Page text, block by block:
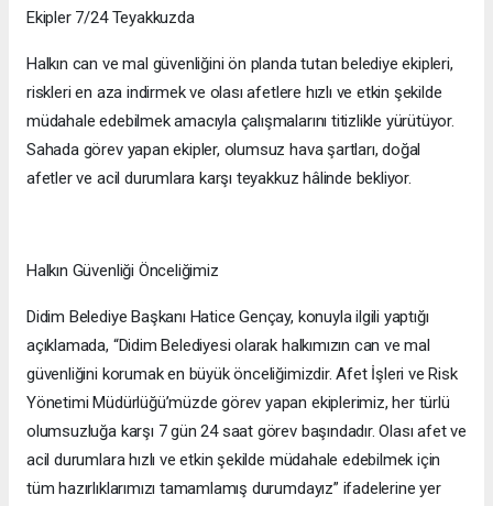
Ekipler 7/24 Teyakkuzda
Halkın can ve mal güvenliğini ön planda tutan belediye ekipleri,
riskleri en aza indirmek ve olası afetlere hızlı ve etkin şekilde
müdahale edebilmek amacıyla çalışmalarını titizlikle yürütüyor.
Sahada görev yapan ekipler, olumsuz hava şartları, doğal
afetler ve acil durumlara karşı teyakkuz hâlinde bekliyor.
Halkın Güvenliği Önceliğimiz
Didim Belediye Başkanı Hatice Gençay, konuyla ilgili yaptığı
açıklamada, “Didim Belediyesi olarak halkımızın can ve mal
güvenliğini korumak en büyük önceliğimizdir. Afet İşleri ve Risk
Yönetimi Müdürlüğü’müzde görev yapan ekiplerimiz, her türlü
olumsuzluğa karşı 7 gün 24 saat görev başındadır. Olası afet ve
acil durumlara hızlı ve etkin şekilde müdahale edebilmek için
tüm hazırlıklarımızı tamamlamış durumdayız” ifadelerine yer